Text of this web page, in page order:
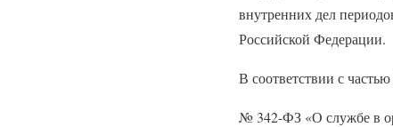
внутренних дел
Российской Федерации.
В соответствии с
№ 342-ФЗ «О службе в